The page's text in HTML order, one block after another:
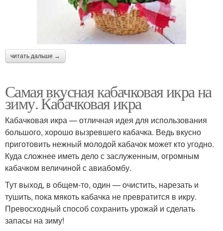
читать дальше →
Самая вкусная кабачковая икра на
зиму. Кабачковая икра
Кабачковая икра — отличная идея для использования
большого, хорошо вызревшего кабачка. Ведь вкусно
приготовить нежный молодой кабачок может кто угодно.
Куда сложнее иметь дело с заслуженным, огромным
кабачком величиной с авиабомбу.
Тут выход, в общем-то, один — очистить, нарезать и
тушить, пока мякоть кабачка не превратится в икру.
Превосходный способ сохранить урожай и сделать
запасы на зиму!